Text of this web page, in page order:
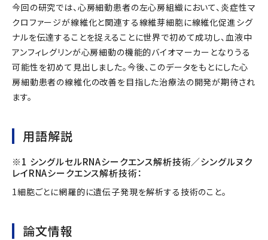
今回の研究では、心房細動患者の左心房組織において、炎症性マ
クロファージが線維化と関連する線維芽細胞に線維化促進シグ
ナルを伝達することを捉えることに世界で初めて成功し、血液中
アンフィレグリンが心房細動の機能的バイオマーカーとなりうる
可能性を初めて見出しました。今後、このデータをもとにした心
房細動患者の線維化の改善を目指した治療法の開発が期待され
ます。
用語解説
※1 シングルセルRNAシークエンス解析技術／シングルヌク
レイRNAシークエンス解析技術：
1細胞ごとに網羅的に遺伝子発現を解析する技術のこと。
論文情報